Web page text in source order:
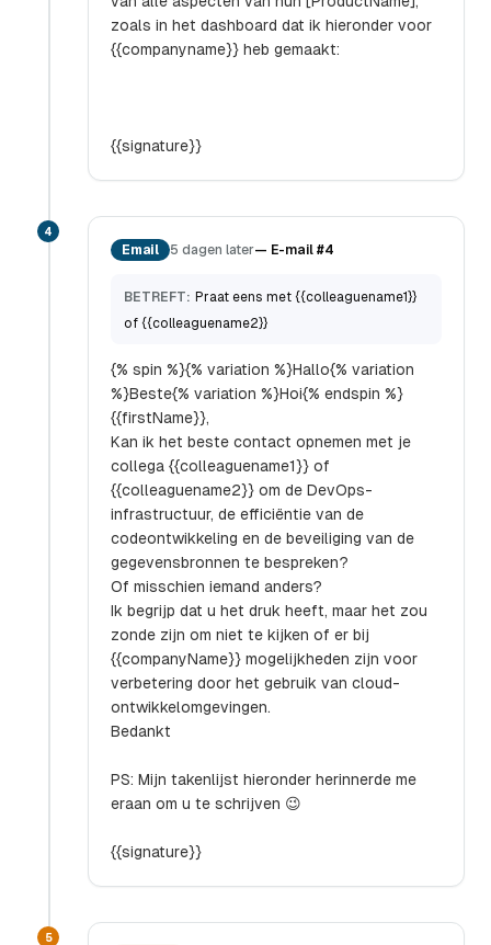
zoals in het dashboard dat ik hieronder voor
{{companyname}} heb gemaakt:
{{signature}}
4
Email 5 dagen later— E-mail #4
BETREFT: Praat eens met {{colleaguename1}}
of {{colleaguename2}}
{% spin %}{% variation %}Hallo{% variation
%}Beste{% variation %}Hoi{% endspin %}
{{firstName}},
Kan ik het beste contact opnemen met je
collega {{colleaguename1}} of
{{colleaguename2}} om de DevOps-
infrastructuur, de efficiëntie van de
codeontwikkeling en de beveiliging van de
gegevensbronnen te bespreken?
Of misschien iemand anders?
Ik begrijp dat u het druk heeft, maar het zou
zonde zijn om niet te kijken of er bij
{{companyName}} mogelijkheden zijn voor
verbetering door het gebruik van cloud-
ontwikkelomgevingen.
Bedankt
PS: Mijn takenlijst hieronder herinnerde me
eraan om u te schrijven 😉
{{signature}}
5